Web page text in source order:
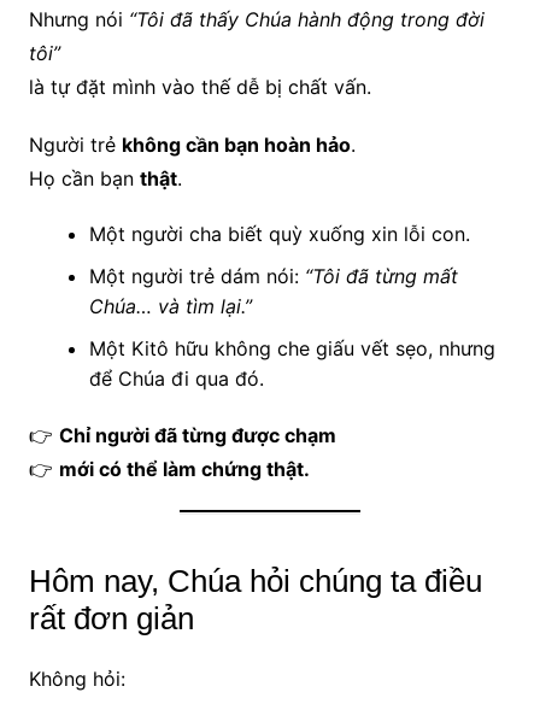
Nhưng nói “Tôi đã thấy Chúa hành động trong đời
tôi”
là tự đặt mình vào thế dễ bị chất vấn.
Người trẻ không cần bạn hoàn hảo.
Họ cần bạn thật.
Một người cha biết quỳ xuống xin lỗi con.
Một người trẻ dám nói: “Tôi đã từng mất
Chúa… và tìm lại.”
Một Kitô hữu không che giấu vết sẹo, nhưng
để Chúa đi qua đó.
👉 Chỉ người đã từng được chạm
👉 mới có thể làm chứng thật.
Hôm nay, Chúa hỏi chúng ta điều
rất đơn giản
Không hỏi: